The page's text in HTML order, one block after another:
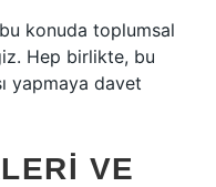
konuda toplumsal
Hep birlikte, bu
yapmaya davet
VE